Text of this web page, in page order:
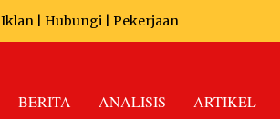
Iklan Hubungi Pekerjaan
BERITA ANALISIS ARTIKEL